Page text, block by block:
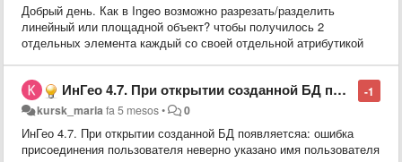
Добрый день. Как в Ingeo возможно разрезать/разделить
линейный или площадной объект? чтобы получилось 2
отдельных элемента каждый со своей отдельной атрибутикой
-1
ИнГео 4.7. При открытии созданной БД появляется ошибка:ошибка присоединения пользователя неверно указано имя пользователя или пароль
kursk_maria fa 5 mesos• 0
ИнГео 4.7. При открытии созданной БД появляетсяа: ошибка
присоединения пользователя неверно указано имя пользователя